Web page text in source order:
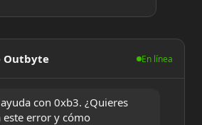
Outbyte En línea
con 0xb3. ¿Quieres
este error y cómo